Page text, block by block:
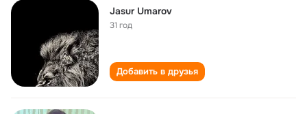
Jasur Umarov
31 год
Добавить в друзья